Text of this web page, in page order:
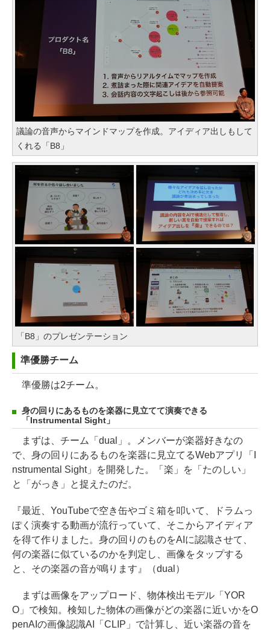
議論の音声からマインドマップを作成。アイディア出しもして
くれる「B8」
「B8」のプレゼンテーション
準優勝チーム
準優勝は2チーム。
身の回りにあるものを楽器に見立てて演奏できる
「Instrumental Sight」
まずは、チーム「dual」。メンバーが楽器好きなの
で、身の回りにあるものを楽器に見立てるWebアプリ「I
nstrumental Sight」を開発した。「楽」を「たのしい」
と「がっき」と捉えたのだ。
『最近、YouTubeで空き缶やゴミ箱を叩いて、ドラムっ
ぽく演奏する動画が流行っていて、そこからアイディア
を得て作りました。身の回りのものをAIに認識させて、
何の楽器に似ているのかを判定し、画像をタップする
と、その楽器の音が鳴ります』（dual）
まずは画像をアップロード、物体検出モデル「YOR
O」で検知。検知した物体の画像がどの楽器に近いかをO
penAIの画像認識AI「CLIP」で計算し、近い楽器の音を